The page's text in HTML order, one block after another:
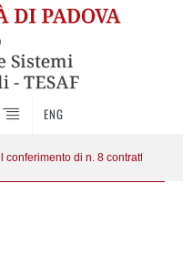
ENG
conferimento di n. 8 contratti di